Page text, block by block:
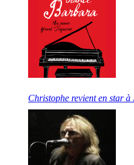
Christophe revient en star à